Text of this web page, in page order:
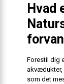
Hvad
Forestil dig
akvædukter,
som det